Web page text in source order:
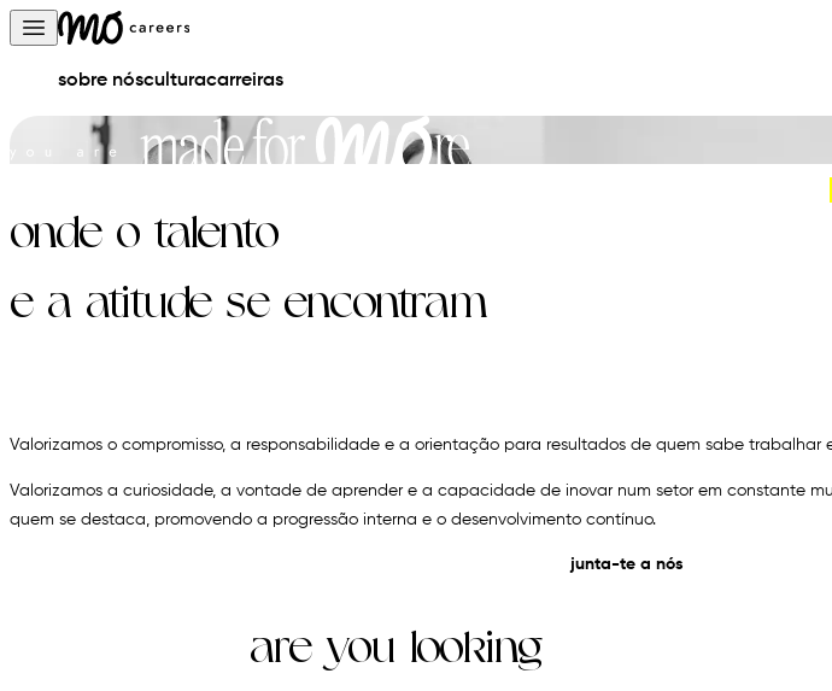
Skip to content
Open main menu
sobre nósculturacarreiras
onde o talento
e a atitude se encontram
Valorizamos o compromisso, a responsabilidade e a orientação para resultados de quem sabe trabalhar
Valorizamos a curiosidade, a vontade de aprender e a capacidade de inovar num setor em constante
quem se destaca, promovendo a progressão interna e o desenvolvimento contínuo.
junta-te a nós
are you looking